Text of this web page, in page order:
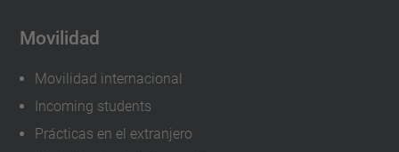
Movilidad
Movilidad internacional
Incoming students
Prácticas en el extranjero